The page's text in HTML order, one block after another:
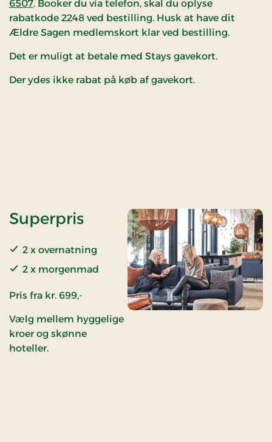
6507. Booker du via telefon, skal du oplyse
rabatkode 2248 ved bestilling. Husk at have dit
Ældre Sagen medlemskort klar ved bestilling.
Det er muligt at betale med Stays gavekort.
Der ydes ikke rabat på køb af gavekort.
Superpris
2 x overnatning
2 x morgenmad
Pris fra kr. 699,-
Vælg mellem hyggelige
kroer og skønne
hoteller.